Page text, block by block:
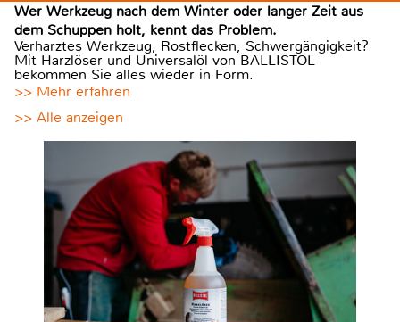
Wer Werkzeug nach dem Winter oder langer Zeit aus
dem Schuppen holt, kennt das Problem.
Verharztes Werkzeug, Rostflecken, Schwergängigkeit?
Mit Harzlöser und Universalöl von BALLISTOL
bekommen Sie alles wieder in Form.
>> Mehr erfahren
>> Alle anzeigen